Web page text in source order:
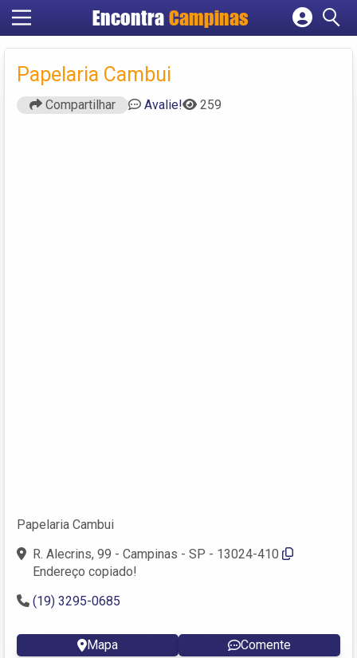
Encontra Campinas
Cadastrar empresa
Criar conta
Papelaria Cambui
Compartilhar Avalie! 259
Papelaria Cambui
R. Alecrins, 99 - Campinas - SP - 13024-410
Endereço copiado!
(19) 3295-0685
Mapa Comente